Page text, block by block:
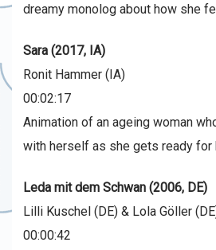
dreamy monolog about how she
Sara (2017, IA)
Ronit Hammer (IA)
00:02:17
Animation of an ageing woman
with herself as she gets ready for
Leda mit dem Schwan (2006, DE)
Lilli Kuschel (DE) & Lola Göller
00:00:42